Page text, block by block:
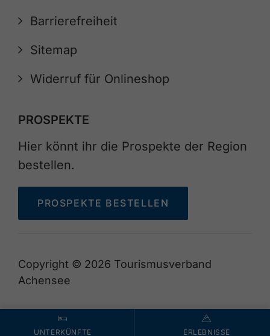
UNTERKÜNFTE ERLEBNISSE
Barrierefreiheit
Sitemap
Widerruf für Onlineshop
PROSPEKTE
Hier könnt ihr die Prospekte der Region
bestellen.
PROSPEKTE BESTELLEN
Copyright © 2026 Tourismusverband
Achensee